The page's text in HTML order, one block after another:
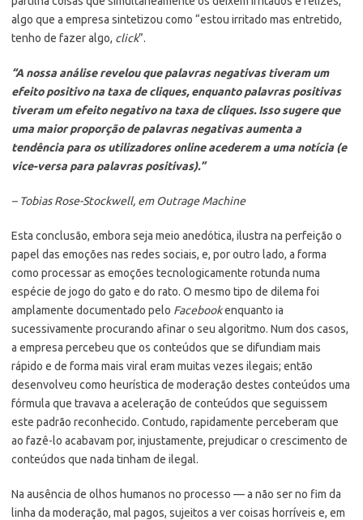
algo que a empresa sintetizou como “estou irritado mas entretido,
tenho de fazer algo, click”.
“A nossa análise revelou que palavras negativas tiveram um
efeito positivo na taxa de cliques, enquanto palavras positivas
tiveram um efeito negativo na taxa de cliques. Isso sugere que
uma maior proporção de palavras negativas aumenta a
tendência para os utilizadores online acederem a uma notícia (e
vice-versa para palavras positivas).”
– Tobias Rose-Stockwell, em Outrage Machine
Esta conclusão, embora seja meio anedótica, ilustra na perfeição o
papel das emoções nas redes sociais, e, por outro lado, a forma
como processar as emoções tecnologicamente rotunda numa
espécie de jogo do gato e do rato. O mesmo tipo de dilema foi
amplamente documentado pelo Facebookenquanto ia
sucessivamente procurando afinar o seu algoritmo. Num dos casos,
a empresa percebeu que os conteúdos que se difundiam mais
rápido e de forma mais viral eram muitas vezes ilegais; então
desenvolveu como heurística de moderação destes conteúdos uma
fórmula que travava a aceleração de conteúdos que seguissem
este padrão reconhecido. Contudo, rapidamente perceberam que
ao fazê-lo acabavam por, injustamente, prejudicar o crescimento de
conteúdos que nada tinham de ilegal.
Na ausência de olhos humanos no processo — a não ser no fim da
linha da moderação, mal pagos, sujeitos a ver coisas horríveis e, em